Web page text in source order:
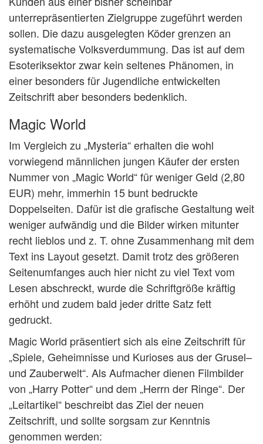
unterrepräsentierten Zielgruppe zugeführt werden
sollen. Die dazu ausgelegten Köder grenzen an
systematische Volksverdummung. Das ist auf dem
Esoteriksektor zwar kein seltenes Phänomen, in
einer besonders für Jugendliche entwickelten
Zeitschrift aber besonders bedenklich.
Magic World
Im Vergleich zu „Mysteria“ erhalten die wohl
vorwiegend männlichen jungen Käufer der ersten
Nummer von „Magic World“ für weniger Geld (2,80
EUR) mehr, immerhin 15 bunt bedruckte
Doppelseiten. Dafür ist die grafische Gestaltung weit
weniger aufwändig und die Bilder wirken mitunter
recht lieblos und z. T. ohne Zusammenhang mit dem
Text ins Layout gesetzt. Damit trotz des größeren
Seitenumfanges auch hier nicht zu viel Text vom
Lesen abschreckt, wurde die Schriftgröße kräftig
erhöht und zudem bald jeder dritte Satz fett
gedruckt.
Magic World präsentiert sich als eine Zeitschrift für
„Spiele, Geheimnisse und Kurioses aus der Grusel–
und Zauberwelt“. Als Aufmacher dienen Filmbilder
von „Harry Potter“ und dem „Herrn der Ringe“. Der
„Leitartikel“ beschreibt das Ziel der neuen
Zeitschrift, und sollte sorgsam zur Kenntnis
genommen werden: